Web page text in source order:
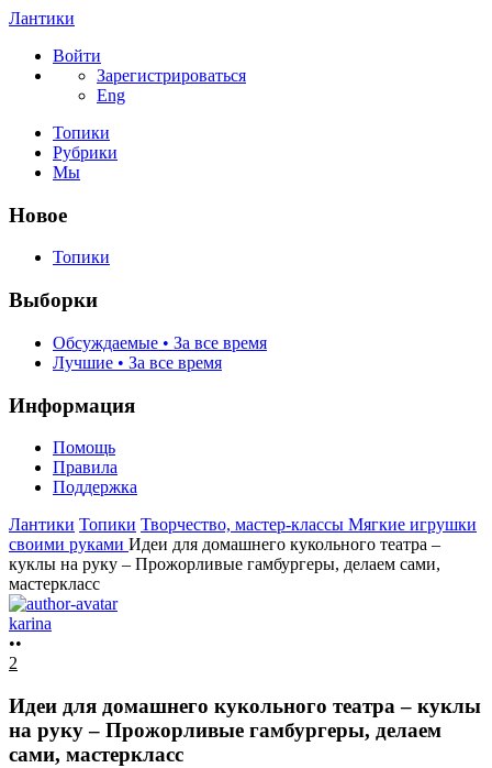
Лантики
Войти
Зарегистрироваться
Eng
Топики
Рубрики
Мы
Новое
Топики
Выборки
Обсуждаемые • За все время
Лучшие • За все время
Информация
Помощь
Правила
Поддержка
Лантики Топики Творчество, мастер-классы Мягкие игрушки
своими руками Идеи для домашнего кукольного театра –
куклы на руку – Прожорливые гамбургеры, делаем сами,
мастеркласс
karina
••
2
Идеи для домашнего кукольного театра – куклы
на руку – Прожорливые гамбургеры, делаем
сами, мастеркласс